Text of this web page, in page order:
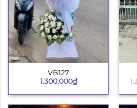
VB127
1.300.000₫